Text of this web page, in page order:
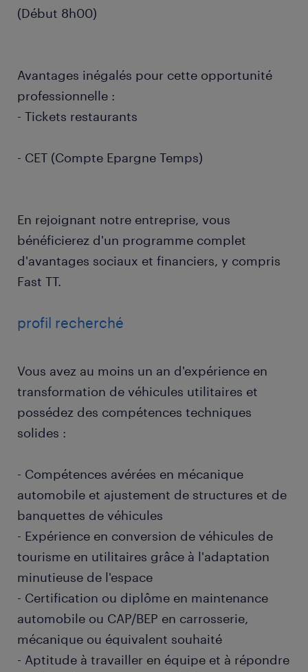
(Début 8h00)
Avantages inégalés pour cette opportunité
professionnelle :
- Tickets restaurants
- CET (Compte Epargne Temps)
En rejoignant notre entreprise, vous
bénéficierez d'un programme complet
d'avantages sociaux et financiers, y compris
Fast TT.
profil recherché
Vous avez au moins un an d'expérience en
transformation de véhicules utilitaires et
possédez des compétences techniques
solides :
- Compétences avérées en mécanique
automobile et ajustement de structures et de
banquettes de véhicules
- Expérience en conversion de véhicules de
tourisme en utilitaires grâce à l'adaptation
minutieuse de l'espace
- Certification ou diplôme en maintenance
automobile ou CAP/BEP en carrosserie,
mécanique ou équivalent souhaité
- Aptitude à travailler en équipe et à répondre